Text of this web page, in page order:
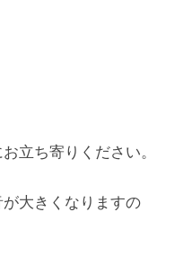
立ち寄りください。
大きくなりますの